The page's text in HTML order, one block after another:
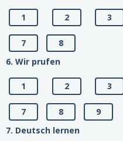
1 2 3
7
8
6. Wir prufen
1 2 3
7 8
9
7. Deutsch lernen